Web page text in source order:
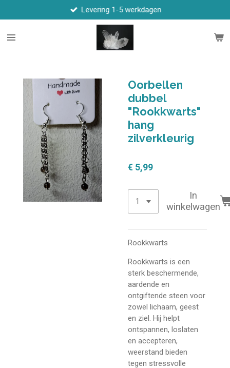
direct
naar
Levering 1-5 werkdagen
Oorbellen
dubbel
"Rookkwarts"
hang
zilverkleurig
€ 5,99
In
winkelwagen
Rookkwarts
Rookkwarts is een
sterk beschermende,
aardende en
ontgiftende steen voor
zowel lichaam, geest
en ziel. Hij helpt
ontspannen, loslaten
en accepteren,
weerstand bieden
tegen stressvolle